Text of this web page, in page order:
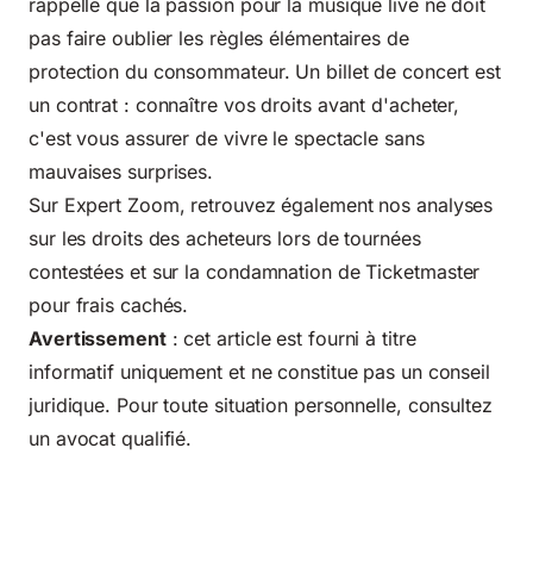
pas faire oublier les règles élémentaires de
protection du consommateur. Un billet de concert est
un contrat : connaître vos droits avant d'acheter,
c'est vous assurer de vivre le spectacle sans
mauvaises surprises.
Sur Expert Zoom, retrouvez également nos analyses
sur lesdroits des acheteurs lors de tournées
contestées et sur la condamnation de Ticketmaster
pour frais cachés.
Avertissement: cet article est fourni à titre
informatif uniquement et ne constitue pas un conseil
juridique. Pour toute situation personnelle, consultez
un avocat qualifié.